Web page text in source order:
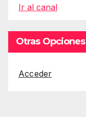
Ir al canal
Otras Opciones
Acceder